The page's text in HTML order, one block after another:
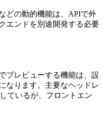
どの動的機能は、APIで外
エンドを別途開発する必要
プレビューする機能は、設
なります。主要なヘッドレ
ているが、フロントエン